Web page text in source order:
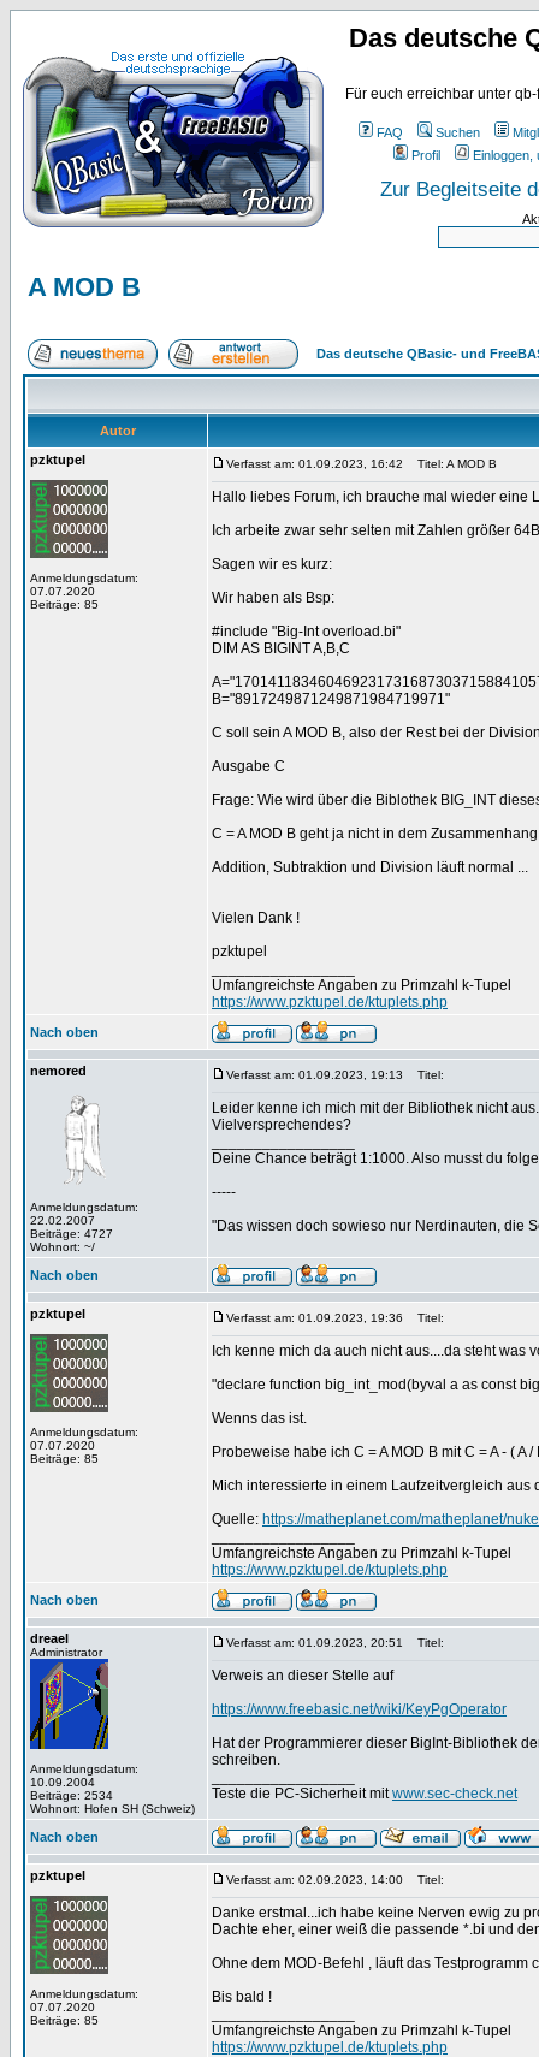
Das deutsche
Für euch erreichbar unter
FAQ Suchen
Profil
Einloggen,
Zur Begleitseite
A MOD B
Das deutsche QBasic- und
Autor
pzktupel
Anmeldungsdatum:
07.07.2020
Beiträge: 85
Verfasst am: 01.09.2023, 16:42 Titel: A MOD B
Hallo liebes Forum, ich brauche mal wieder eine
Ich arbeite zwar sehr selten mit Zahlen größer
Sagen wir es kurz:
Wir haben als Bsp:
#include "Big-Int overload.bi"
DIM AS BIGINT A,B,C
B="8917249871249871984719971"
C soll sein A MOD B, also der Rest bei der
Ausgabe C
Frage: Wie wird über die Biblothek BIG_INT
C = A MOD B geht ja nicht in dem
Addition, Subtraktion und Division läuft normal ...
Vielen Dank !
pzktupel
Umfangreichste Angaben zu Primzahl k-Tupel
https://www.pzktupel.de/ktuplets.php
Nach oben
nemored
Anmeldungsdatum:
22.02.2007
Beiträge: 4727
Wohnort: ~/
Verfasst am: 01.09.2023, 19:13 Titel:
Leider kenne ich mich mit der Bibliothek nicht
Vielversprechendes?
Deine Chance beträgt 1:1000. Also musst du
-----
"Das wissen doch sowieso nur Nerdinauten, die
Nach oben
pzktupel
Anmeldungsdatum:
07.07.2020
Beiträge: 85
Verfasst am: 01.09.2023, 19:36 Titel:
Ich kenne mich da auch nicht aus....da steht was
"declare function big_int_mod(byval a as const
Wenns das ist.
Probeweise habe ich C = A MOD B mit C = A - ( A /
Mich interessierte in einem Laufzeitvergleich aus
Quelle: https://matheplanet.com/matheplanet/
Umfangreichste Angaben zu Primzahl k-Tupel
https://www.pzktupel.de/ktuplets.php
Nach oben
dreael
Administrator
Anmeldungsdatum:
10.09.2004
Beiträge: 2534
Wohnort: Hofen SH (Schweiz)
Verfasst am: 01.09.2023, 20:51 Titel:
Verweis an dieser Stelle auf
https://www.freebasic.net/wiki/KeyPgOperator
Hat der Programmierer dieser BigInt-Bibliothek
schreiben.
Teste die PC-Sicherheit mitwww.sec-check.net
Nach oben
pzktupel
Anmeldungsdatum:
07.07.2020
Beiträge: 85
Verfasst am: 02.09.2023, 14:00 Titel:
Danke erstmal...ich habe keine Nerven ewig zu
Dachte eher, einer weiß die passende *.bi und
Ohne dem MOD-Befehl , läuft das
Bis bald !
Umfangreichste Angaben zu Primzahl k-Tupel
https://www.pzktupel.de/ktuplets.php